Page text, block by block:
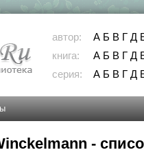
автор: А Б В Г Д
книга:
А Б В Г Д
серия:
А Б В Г Д
-